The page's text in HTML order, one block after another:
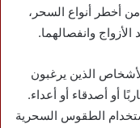
أخطر أنواع السحر،
وانفصالهما.
الذين يرغبون
أو أصدقاء أو أعداء.
الطقوس السحرية